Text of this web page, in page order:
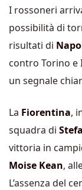
I rossoneri
possibilità di
risultati di
contro Torino e
un segnale
La Fiorentina,
squadra di
vittoria in
Moise Kean,
L’assenza del